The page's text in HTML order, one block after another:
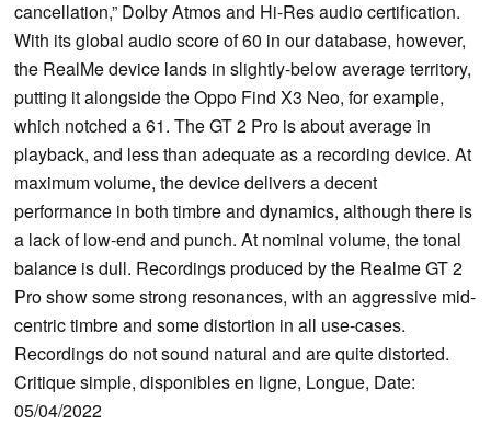
cancellation,” Dolby Atmos and Hi-Res audio certification.
With its global audio score of 60 in our database, however,
the RealMe device lands in slightly-below average territory,
putting it alongside the Oppo Find X3 Neo, for example,
which notched a 61. The GT 2 Pro is about average in
playback, and less than adequate as a recording device. At
maximum volume, the device delivers a decent
performance in both timbre and dynamics, although there is
a lack of low-end and punch. At nominal volume, the tonal
balance is dull. Recordings produced by the Realme GT 2
Pro show some strong resonances, with an aggressive mid-
centric timbre and some distortion in all use-cases.
Recordings do not sound natural and are quite distorted.
Critique simple, disponibles en ligne, Longue, Date:
05/04/2022